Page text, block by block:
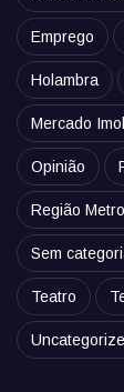
Emprego
Holambra
Mercado
Opinião
Região
Sem
Teatro